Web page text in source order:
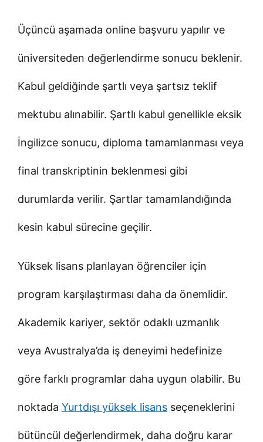
Üçüncü aşamada online başvuru yapılır ve
üniversiteden değerlendirme sonucu beklenir.
Kabul geldiğinde şartlı veya şartsız teklif
mektubu alınabilir. Şartlı kabul genellikle eksik
İngilizce sonucu, diploma tamamlanması veya
final transkriptinin beklenmesi gibi
durumlarda verilir. Şartlar tamamlandığında
kesin kabul sürecine geçilir.
Yüksek lisans planlayan öğrenciler için
program karşılaştırması daha da önemlidir.
Akademik kariyer, sektör odaklı uzmanlık
veya Avustralya’da iş deneyimi hedefinize
göre farklı programlar daha uygun olabilir. Bu
noktada Yurtdışı yüksek lisans seçeneklerini
bütüncül değerlendirmek, daha doğru karar